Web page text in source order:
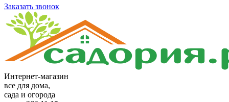
Заказать звонок
Интернет-магазин
все для дома,
сада и огорода